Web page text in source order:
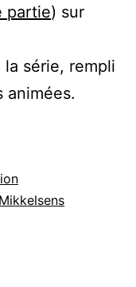
partie) sur
la série, rempli
animées.